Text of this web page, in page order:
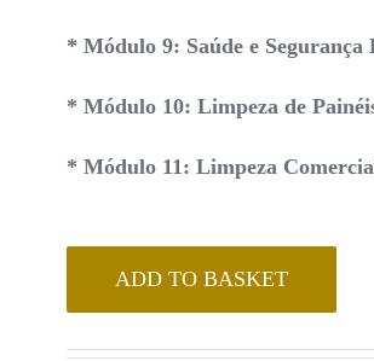
* Módulo 9: Saúde e Segurança
* Módulo 10: Limpeza de
* Módulo 11: Limpeza
ADD TO BASKET